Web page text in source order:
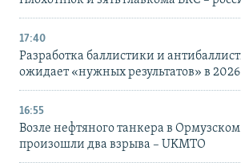
17:40
Разработка баллистики и
ожидает «нужных результатов» в
16:55
Возле нефтяного танкера в
произошли два взрыва – UKMTO